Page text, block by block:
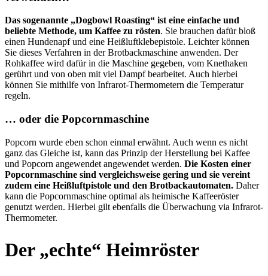
Das sogenannte „Dogbowl Roasting“ ist eine einfache und
beliebte Methode, um Kaffee zu rösten. Sie brauchen dafür bloß
einen Hundenapf und eine Heißluftklebepistole. Leichter können
Sie dieses Verfahren in der Brotbackmaschine anwenden. Der
Rohkaffee wird dafür in die Maschine gegeben, vom Knethaken
gerührt und von oben mit viel Dampf bearbeitet. Auch hierbei
können Sie mithilfe von Infrarot-Thermometern die Temperatur
regeln.
… oder die Popcornmaschine
Popcorn wurde eben schon einmal erwähnt. Auch wenn es nicht
ganz das Gleiche ist, kann das Prinzip der Herstellung bei Kaffee
und Popcorn angewendet angewendet werden. Die Kosten einer
Popcornmaschine sind vergleichsweise gering und sie vereint
zudem eine Heißluftpistole und den Brotbackautomaten. Daher
kann die Popcornmaschine optimal als heimische Kaffeeröster
genutzt werden. Hierbei gilt ebenfalls die Überwachung via Infrarot-
Thermometer.
Der „echte“ Heimröster